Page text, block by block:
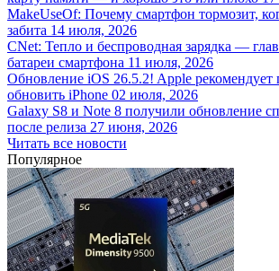
MakeUseOf: Почему смартфон тормозит,
забита 14 июля, 2026
CNet: Тепло и беспроводная зарядка —
батареи смартфона 11 июля, 2026
Обновление iOS 26.5.2! Apple рекомендует
обновить iPhone 02 июля, 2026
Galaxy S8 и Note 8 получили обновление
после релиза 27 июня, 2026
Читать все новости
Популярное